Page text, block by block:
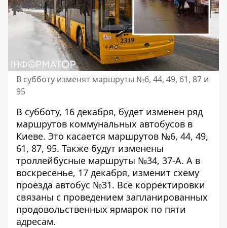
В субботу изменят маршруты №6, 44, 49, 61, 87 и
95
В субботу, 16 декабря, будет изменен ряд
маршрутов коммунальных автобусов в
Киеве. Это касается маршрутов №6, 44, 49,
61, 87, 95. Также будут изменены
троллейбусные маршруты №34, 37-А. А в
воскресенье, 17 декабря, изменит схему
проезда автобус №31. Все корректировки
связаны с проведением запланированных
продовольственных ярмарок по пяти
адресам.